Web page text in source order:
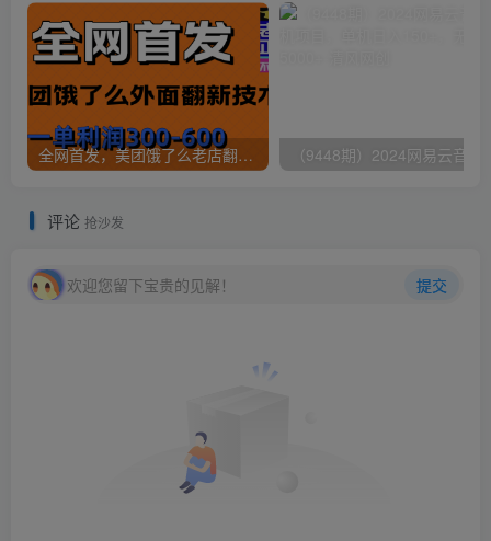
全网首发，美团饿了么老店翻新最新技术，一单利润300-600
评论 抢沙发
欢迎您留下宝贵的见解！ 提交